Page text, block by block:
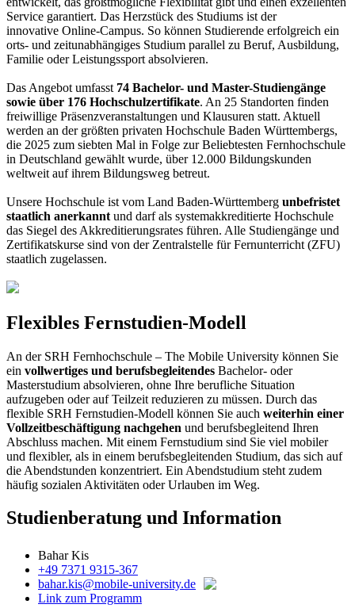
Service garantiert. Das Herzstück des Studiums ist der
innovative Online-Campus. So können Studierende erfolgreich ein
orts- und zeitunabhängiges Studium parallel zu Beruf, Ausbildung,
Familie oder Leistungssport absolvieren.
Das Angebot umfasst 74 Bachelor- und Master-Studiengänge
sowie über 176 Hochschulzertifikate. An 25 Standorten finden
freiwillige Präsenzveranstaltungen und Klausuren statt. Aktuell
werden an der größten privaten Hochschule Baden Württembergs,
die 2025 zum siebten Mal in Folge zur Beliebtesten Fernhochschule
in Deutschland gewählt wurde, über 12.000 Bildungskunden
weltweit auf ihrem Bildungsweg betreut.
Unsere Hochschule ist vom Land Baden-Württemberg unbefristet
staatlich anerkannt und darf als systemakkreditierte Hochschule
das Siegel des Akkreditierungsrates führen. Alle Studiengänge und
Zertifikatskurse sind von der Zentralstelle für Fernunterricht (ZFU)
staatlich zugelassen.
Flexibles Fernstudien-Modell
An der SRH Fernhochschule – The Mobile University können Sie
ein vollwertiges und berufsbegleitendes Bachelor- oder
Masterstudium absolvieren, ohne Ihre berufliche Situation
aufzugeben oder auf Teilzeit reduzieren zu müssen. Durch das
flexible SRH Fernstudien-Modell können Sie auch weiterhin einer
Vollzeitbeschäftigung nachgehen und berufsbegleitend Ihren
Abschluss machen. Mit einem Fernstudium sind Sie viel mobiler
und flexibler, als in einem berufsbegleitenden Studium, das sich auf
die Abendstunden konzentriert. Ein Abendstudium steht zudem
häufig sozialen Aktivitäten oder Urlauben im Weg.
Studienberatung und Information
Bahar Kis
+49 7371 9315-367
bahar.kis@mobile-university.de
Link zum Programm